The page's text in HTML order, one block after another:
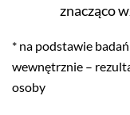
znacząco
* na podstawie
wewnętrznie –
osoby